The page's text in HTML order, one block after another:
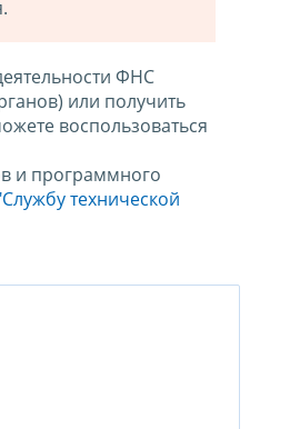
ФНС
или получить
воспользоваться
и программного
технической